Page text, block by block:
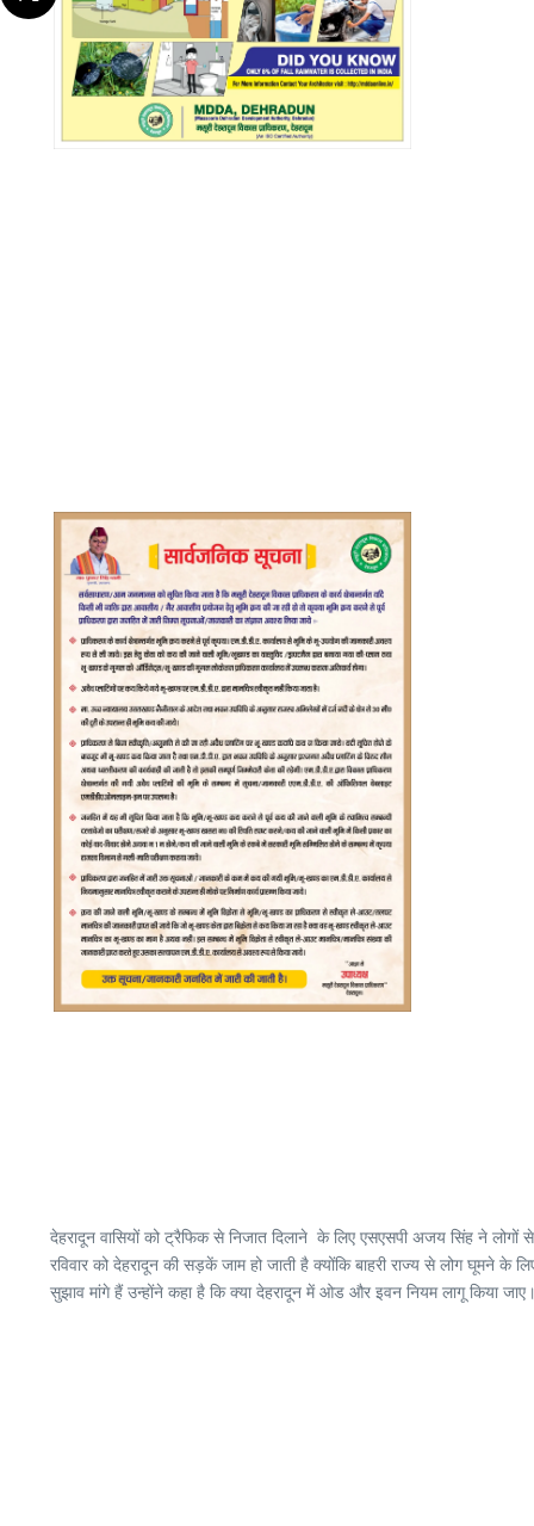
देहरादून वासियों को ट्रैफिक से निजात दिलाने के लिए एसएसपी अजय सिंह ने
रविवार को देहरादून की सड़कें जाम हो जाती है क्योंकि बाहरी राज्य से लोग घूमने
सुझाव मांगे हैं उन्होंने कहा है कि क्या देहरादून में ओड और इवन नियम लागू किया